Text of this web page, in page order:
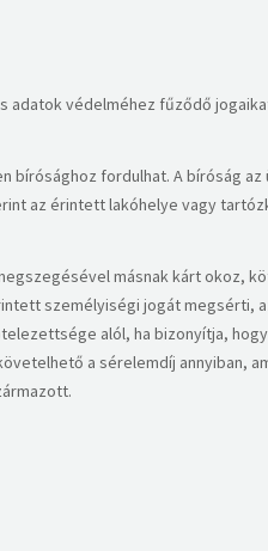
védelméhez fűződő
fordulhat. A bíróság az
az érintett lakóhelye vagy
másnak kárt okoz,
személyiségi jogát megsérti,
alól, ha bizonyítja,
a sérelemdíj annyiban,